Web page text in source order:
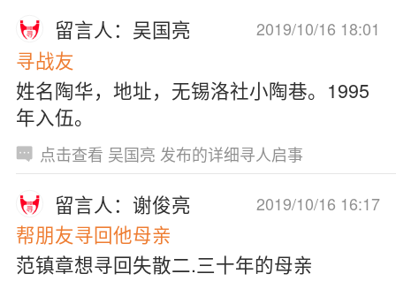
2019/10/16 18:01
留言人：吴国亮
寻战友
姓名陶华，地址，无锡洛社小陶巷。1995
年入伍。
点击查看 吴国亮 发布的详细寻人启事
2019/10/16 16:17
留言人：谢俊亮
帮朋友寻回他母亲
范镇章想寻回失散二.三十年的母亲